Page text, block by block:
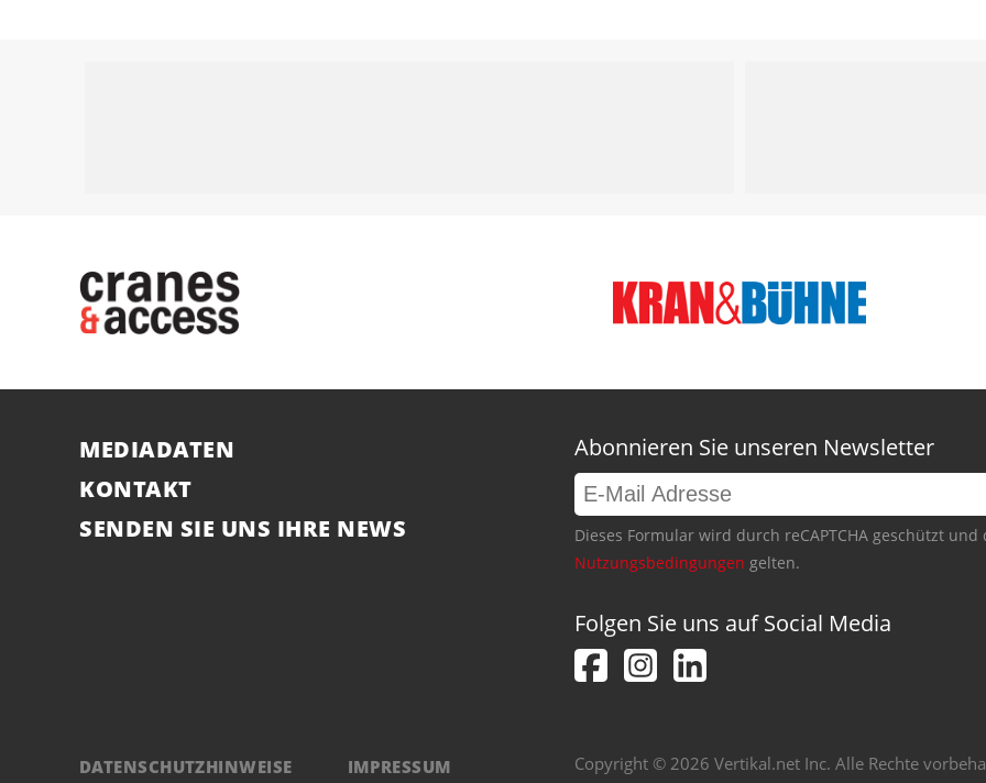
MEDIADATEN
KONTAKT
SENDEN SIE UNS IHRE NEWS
Abonnieren Sie unseren Newsletter
Dieses Formular wird durch reCAPTCHA geschützt
Nutzungsbedingungen gelten.
Folgen Sie uns auf Social Media
DATENSCHUTZHINWEISE IMPRESSUM Copyright © 2026 Vertikal.net Inc. Alle Rechte